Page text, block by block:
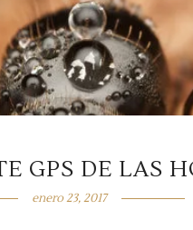
GPS DE LAS
enero 23, 2017